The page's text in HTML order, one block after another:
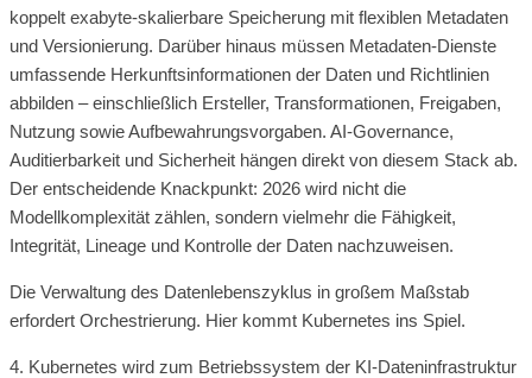
koppelt exabyte-skalierbare Speicherung mit flexiblen Metadaten
und Versionierung. Darüber hinaus müssen Metadaten-Dienste
umfassende Herkunftsinformationen der Daten und Richtlinien
abbilden – einschließlich Ersteller, Transformationen, Freigaben,
Nutzung sowie Aufbewahrungsvorgaben. AI-Governance,
Auditierbarkeit und Sicherheit hängen direkt von diesem Stack ab.
Der entscheidende Knackpunkt: 2026 wird nicht die
Modellkomplexität zählen, sondern vielmehr die Fähigkeit,
Integrität, Lineage und Kontrolle der Daten nachzuweisen.
Die Verwaltung des Datenlebenszyklus in großem Maßstab
erfordert Orchestrierung. Hier kommt Kubernetes ins Spiel.
4. Kubernetes wird zum Betriebssystem der KI-Dateninfrastruktur